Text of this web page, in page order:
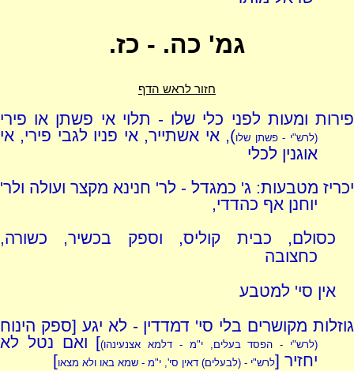
גמ' כה. - כז.
חזור לראש הדף
פירות ומעות לפני כלי שלו - תלוי אי פשתן או פירי
(לרש"י - פשתן שלו), אי אשתייר, אי פניו לגבי פירי, אי
אוגנין לכלי
יכריז מטבעות: ג' כמגדל - לר' חנינא מקצר ועולה ולר'
יוחנן אף כהדדי,
כסולם, כבית קוליס, וספק בכשיר, כשורה,
כחצובה
אין סי' למטבע
גוזלות מקושרים בלי סי' דמדדין - לא יגע [ספק הינוח
(לרש"י - הפסד בעלים, י"מ - דלמא אצנעינהו)] ואם נטל לא
יחזיר [לרש"י - (לבעלים) דאין סי', י"מ - שמא באו ולא מצאו]